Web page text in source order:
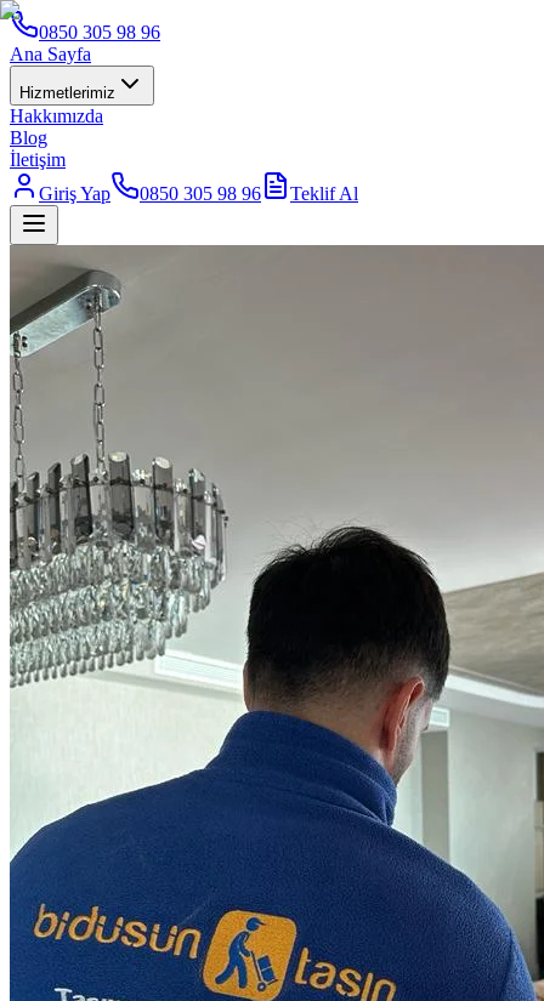
0850 305 98 96
Ana Sayfa
Hizmetlerimiz
Hakkımızda
Blog
İletişim
Giriş Yap
0850 305 98 96 Teklif Al